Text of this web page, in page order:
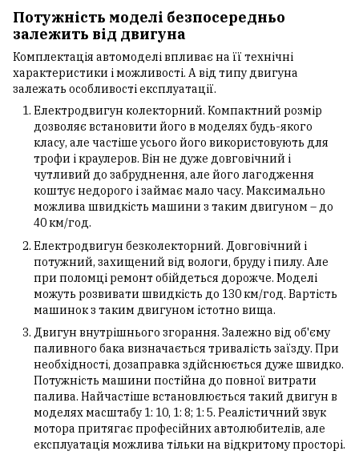
Потужність моделі безпосередньо
залежить від двигуна
Комплектація автомоделі впливає на її технічні
характеристики і можливості. А від типу двигуна
залежать особливості експлуатації.
Електродвигун колекторний. Компактний розмір
дозволяє встановити його в моделях будь-якого
класу, але частіше усього його використовують для
трофи і краулеров. Він не дуже довговічний і
чутливий до забруднення, але його лагодження
коштує недорого і займає мало часу. Максимально
можлива швидкість машини з таким двигуном – до
40 км/год.
Електродвигун безколекторний. Довговічний і
потужний, захищений від вологи, бруду і пилу. Але
при поломці ремонт обійдеться дорожче. Моделі
можуть розвивати швидкість до 130 км/год. Вартість
машинок з таким двигуном істотно вища.
Двигун внутрішнього згорання. Залежно від об'єму
паливного бака визначається тривалість заїзду. При
необхідності, дозаправка здійснюється дуже швидко.
Потужність машини постійна до повної витрати
палива. Найчастіше встановлюється такий двигун в
моделях масштабу 1: 10, 1: 8; 1: 5. Реалістичний звук
мотора притягає професійних автолюбителів, але
експлуатація можлива тільки на відкритому просторі.